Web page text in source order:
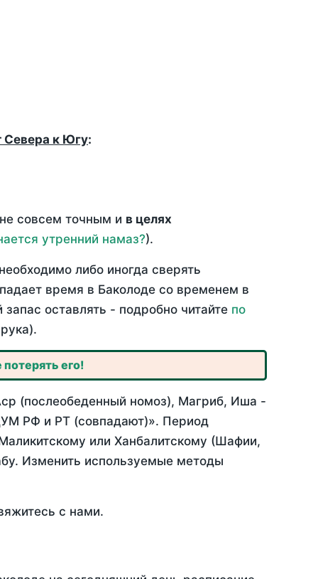
Севера к Югу:
совсем точным и в целях
утренний намаз?).
либо иногда сверять
время в Баколоде со временем в
оставлять - подробно читайте по
его!
(послеобеденный номоз), Магриб, Иша -
РФ и РТ (совпадают)». Период
или Ханбалитскому (Шафии,
Изменить используемые методы
с нами.